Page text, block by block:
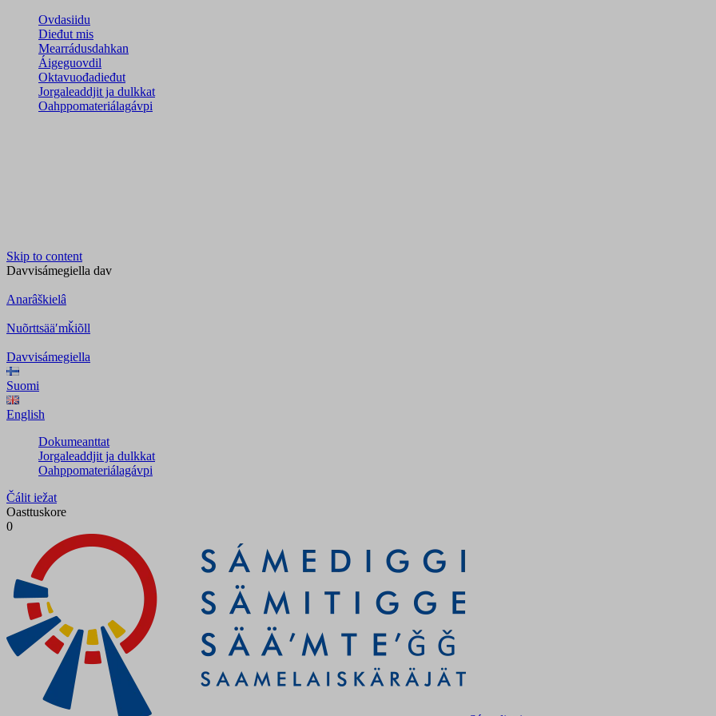
Ovdasiidu
Dieđut mis
Mearrádusdahkan
Áigeguovdil
Oktavuođadieđut
Jorgaleaddjit ja dulkkat
Oahppomateriálagávpi
Skip to content
Davvisámegiella dav
Anarâškielâ
Nuõrttsääʹmǩiõll
Davvisámegiella
Suomi
English
Dokumeanttat
Jorgaleaddjit ja dulkkat
Oahppomateriálagávpi
Čálit iežat
Oasttuskore
0